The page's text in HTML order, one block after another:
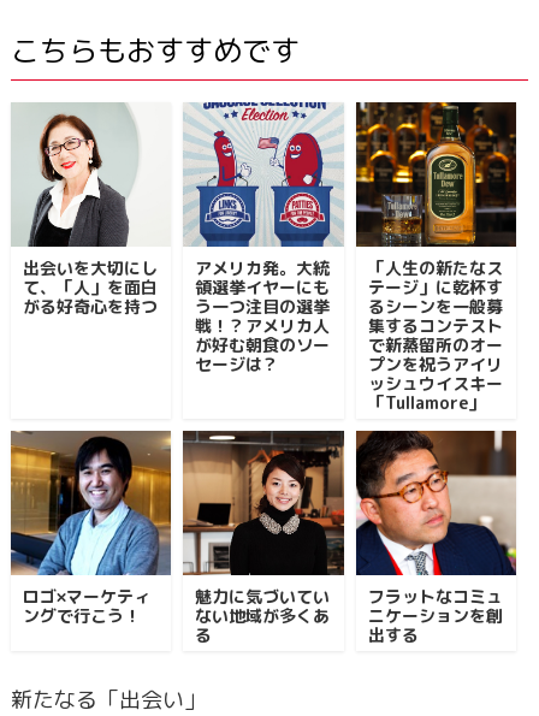
こちらもおすすめです
出会いを大切にし
て、「人」を面白
がる好奇心を持つ
アメリカ発。大統
領選挙イヤーにも
う一つ注目の選挙
戦！？アメリカ人
が好む朝食のソー
セージは？
「人生の新たなス
テージ」に乾杯す
るシーンを一般募
集するコンテスト
で新蒸留所のオー
プンを祝うアイリ
ッシュウイスキー
「Tullamore」
ロゴ×マーケティ
ングで行こう！
魅力に気づいてい
ない地域が多くあ
る
フラットなコミュ
ニケーションを創
出する
新たなる「出会い」